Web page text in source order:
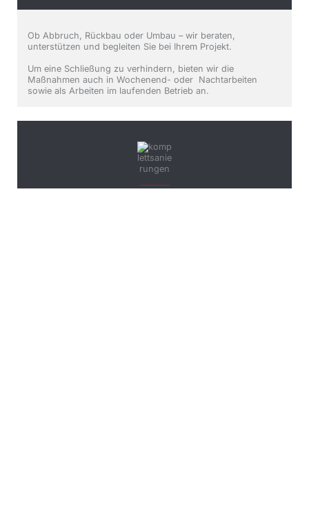
Ob Abbruch, Rückbau oder Umbau – wir beraten,
unterstützen und begleiten Sie bei Ihrem Projekt.
Um eine Schließung zu verhindern, bieten wir die
Maßnahmen auch in Wochenend- oder Nachtarbeiten
sowie als Arbeiten im laufenden Betrieb an.